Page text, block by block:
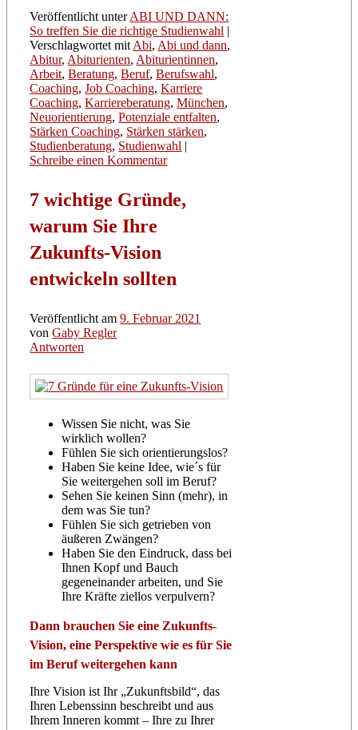
Veröffentlicht unter ABI UND DANN:
So treffen Sie die richtige Studienwahl |
Verschlagwortet mit Abi, Abi und dann,
Abitur, Abiturienten, Abiturientinnen,
Arbeit,Beratung,Beruf,Berufswahl,
Coaching,Job Coaching,Karriere
Coaching,Karriereberatung,München,
Neuorientierung,Potenziale entfalten,
Stärken Coaching, Stärken stärken,
Studienberatung, Studienwahl |
Schreibe einen Kommentar
7 wichtige Gründe,
warum Sie Ihre
Zukunfts-Vision
entwickeln sollten
Veröffentlicht am9. Februar 2021
vonGaby Regler
Antworten
Wissen Sie nicht, was Sie
wirklich wollen?
Fühlen Sie sich orientierungslos?
Haben Sie keine Idee, wie´s für
Sie weitergehen soll im Beruf?
Sehen Sie keinen Sinn (mehr), in
dem was Sie tun?
Fühlen Sie sich getrieben von
äußeren Zwängen?
Haben Sie den Eindruck, dass bei
Ihnen Kopf und Bauch
gegeneinander arbeiten, und Sie
Ihre Kräfte ziellos verpulvern?
Dann brauchen Sie eine Zukunfts-
Vision, eine Perspektive wie es für Sie
im Beruf weitergehen kann
Ihre Vision ist Ihr „Zukunftsbild“, das
Ihren Lebenssinn beschreibt und aus
Ihrem Inneren kommt – Ihre zu Ihrer